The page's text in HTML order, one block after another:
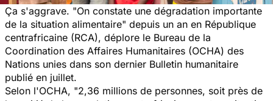
Ça s'aggrave. "On constate une dégradation importante
de la situation alimentaire" depuis un an en République
centrafricaine (RCA), déplore le Bureau de la
Coordination des Affaires Humanitaires (OCHA) des
Nations unies dans son dernier Bulletin humanitaire
publié en juillet.
Selon l'OCHA, "2,36 millions de personnes, soit près de